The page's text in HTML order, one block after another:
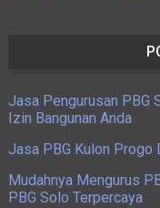
Jasa Pengurusan PBG
Izin Bangunan Anda
Jasa PBG Kulon Progo
Mudahnya Mengurus
PBG Solo Terpercaya